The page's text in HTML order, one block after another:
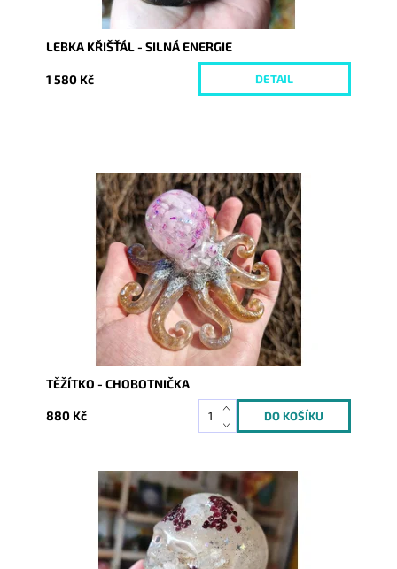
LEBKA KŘIŠŤÁL - SILNÁ ENERGIE
1 580 Kč DETAIL
Dostupnost:
Skladem
10138
TĚŽÍTKO - CHOBOTNIČKA
880 Kč
Dostupnost:
Skladem
10620